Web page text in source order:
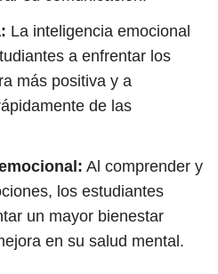
La inteligencia emocional
a enfrentar los
más positiva y a
de las
Al comprender y
los estudiantes
un mayor bienestar
en su salud mental.